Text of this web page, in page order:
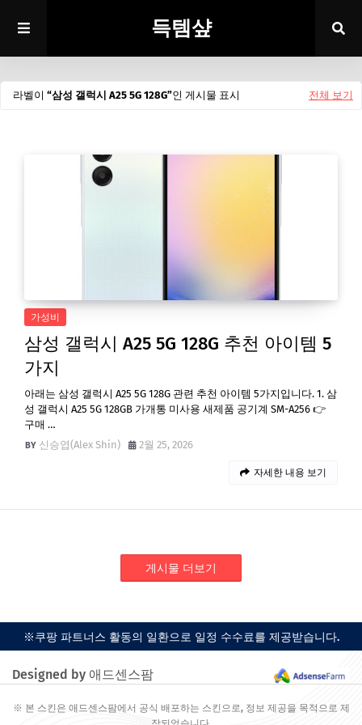
득템샾
라벨이 삼성 갤럭시 A25 5G 128G 인 게시물 표시 전체 보기
가성비
삼성 갤럭시 A25 5G 128G 추천 아이템 5
가지
아래는 삼성 갤럭시 A25 5G 128G 관련 추천 아이템 5가지입니다. 1. 삼
성 갤럭시 A25 5G 128GB 가개통 미사용 새제품 공기계 SM-A256 👉
구매 …
신승엽(Alex Shin)
2월 25, 2026
자세한 내용 보기
게시물 더보기
※쿠팡 파트너스 활동의 일환으로 일정 수수료를 제공받습니다.
Designed by 애드센스팜
※ 본 스킨은 애드센스팜에서 공식 배포하는 스킨으로, 정보 제공을 목적으로 제